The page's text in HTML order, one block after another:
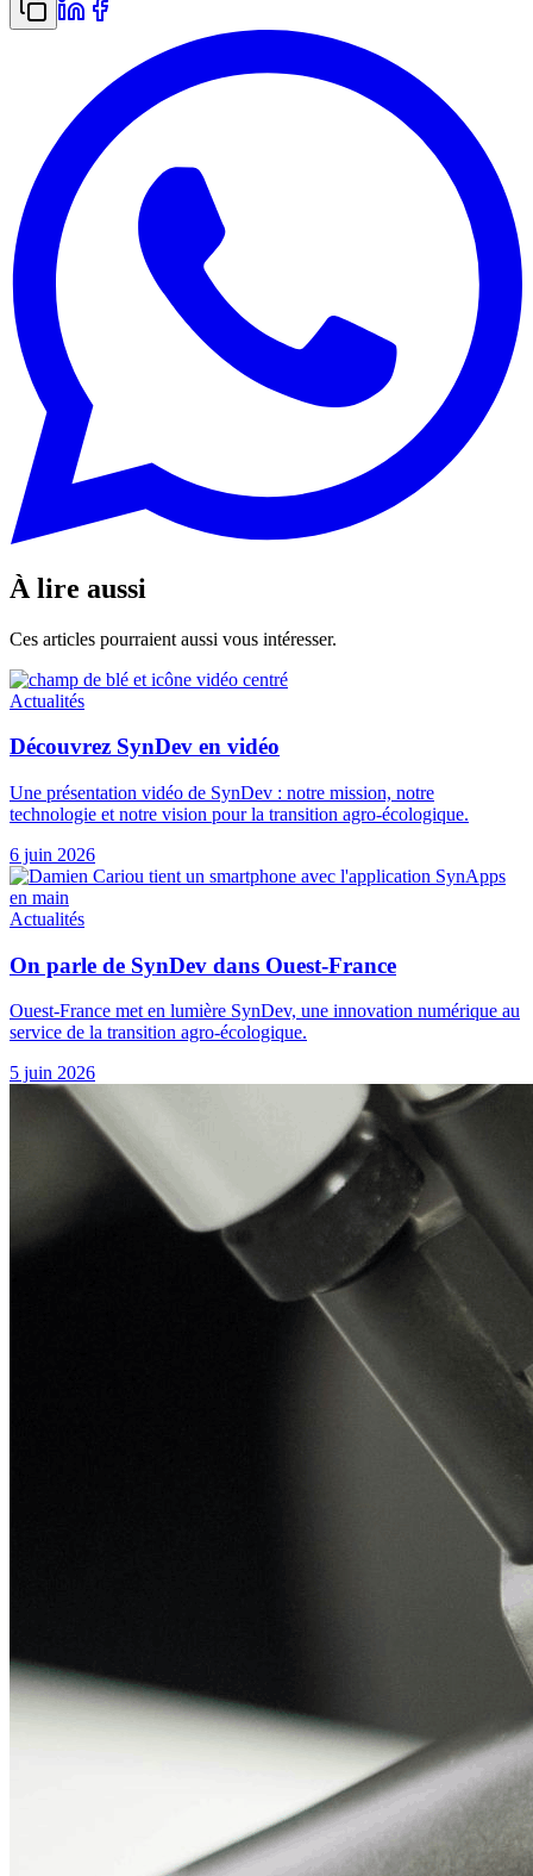
À lire aussi
Ces articles pourraient aussi vous intéresser.
Actualités
Découvrez SynDev en vidéo
Une présentation vidéo de SynDev : notre mission, notre
technologie et notre vision pour la transition agro-écologique.
6 juin 2026
Actualités
On parle de SynDev dans Ouest-France
Ouest-France met en lumière SynDev, une innovation numérique au
service de la transition agro-écologique.
5 juin 2026